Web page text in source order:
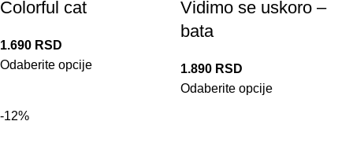
Colorful cat
1.690 RSD
Odaberite opcije
Vidimo se uskoro –
bata
1.890 RSD
Odaberite opcije
-12%